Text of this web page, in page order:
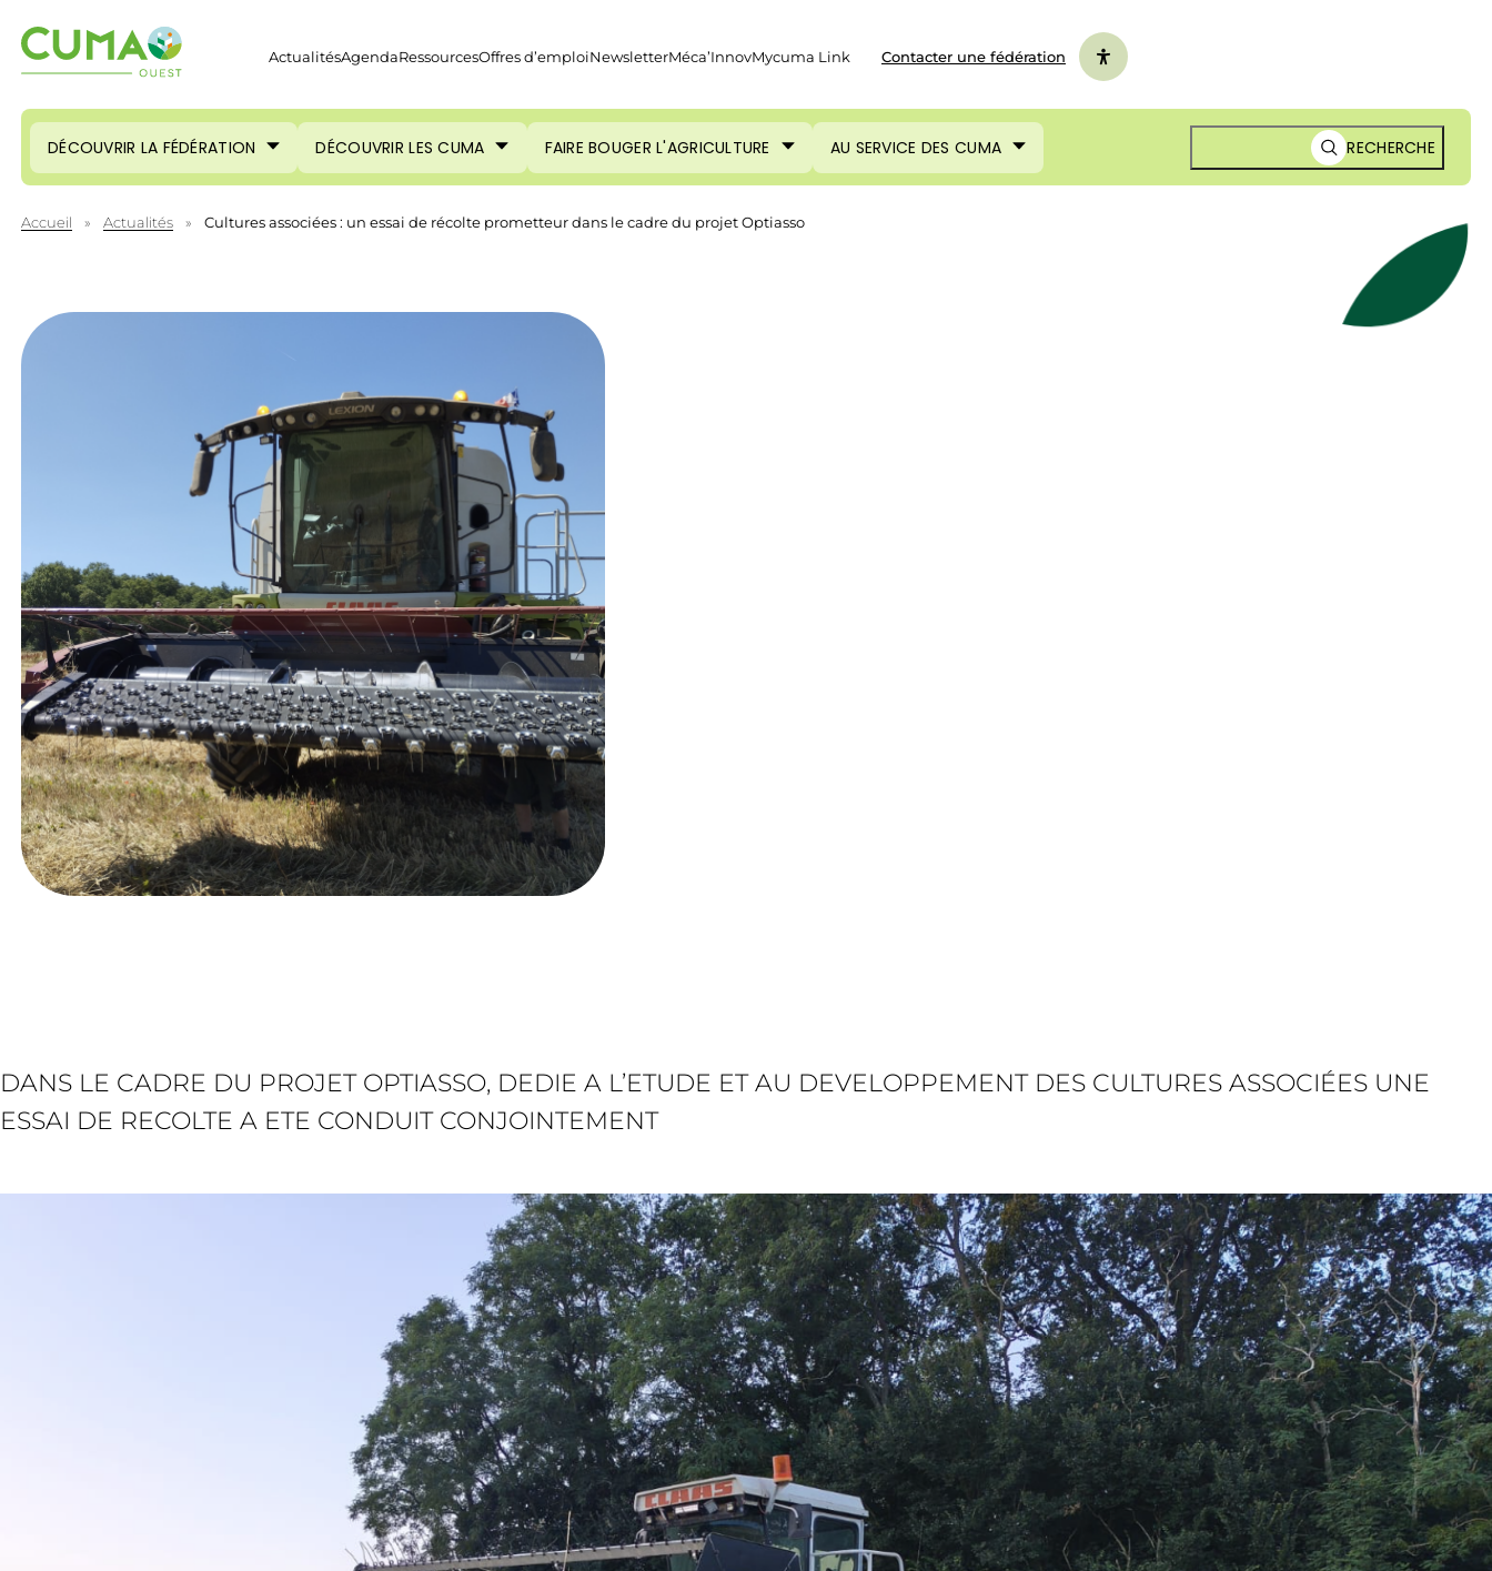
ActualitésAgendaRessourcesOffres d’emploiNewsletterMéca’InnovMycuma Link Contacter une fédération
DÉCOUVRIR LA FÉDÉRATION DÉCOUVRIR LES CUMA FAIRE BOUGER L'AGRICULTURE AU SERVICE DES CUMA RECHERCHE
Accueil » Actualités » Cultures associées : un essai de récolte prometteur dans le cadre du projet Optiasso
DANS LE CADRE DU PROJET OPTIASSO, DEDIE A L’ETUDE ET AU DEVELOPPEMENT DES CULTURES ASSOCIÉES UNE
ESSAI DE RECOLTE A ETE CONDUIT CONJOINTEMENT